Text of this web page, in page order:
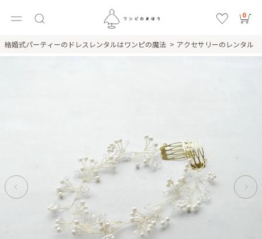
0
結婚式パーティーのドレスレンタルはワンピの魔法 アクセサリーのレンタル